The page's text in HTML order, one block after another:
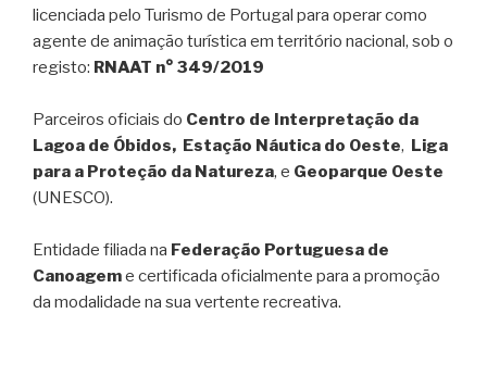
licenciada pelo Turismo de Portugal para operar como
agente de animação turística em território nacional, sob o
registo: RNAAT n° 349/2019
Parceiros oficiais do Centro de Interpretação da
Lagoa de Óbidos, Estação Náutica do Oeste, Liga
para a Proteção da Natureza, e Geoparque Oeste
(UNESCO).
Entidade filiada na Federação Portuguesa de
Canoageme certificada oficialmente para a promoção
da modalidade na sua vertente recreativa.